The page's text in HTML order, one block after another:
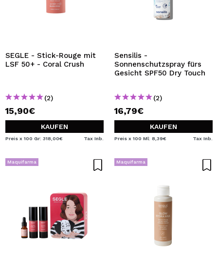
SEGLE - Stick-Rouge mit
LSF 50+ - Coral Crush
(2)
15,90€
KAUFEN
Preis x 100 Gr: 318,00€ Tax Inb.
Sensilis -
Sonnenschutzspray fürs
Gesicht SPF50 Dry Touch
(2)
16,79€
KAUFEN
Preis x 100 Ml: 8,39€ Tax Inb.
Maquifarma Maquifarma